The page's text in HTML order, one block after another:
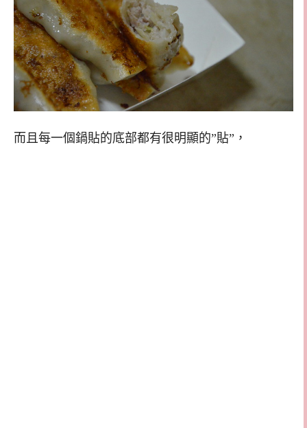
而且每一個鍋貼的底部都有很明顯的”貼”，